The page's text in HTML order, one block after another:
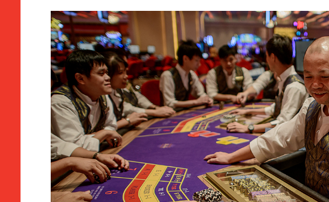
GRANDE PLANO MANCHETE